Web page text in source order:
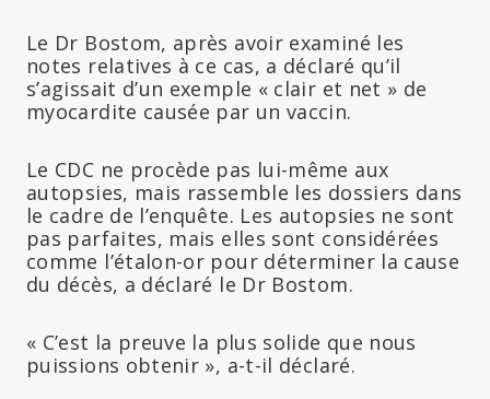
Le Dr Bostom, après avoir examiné les
notes relatives à ce cas, a déclaré qu’il
s’agissait d’un exemple « clair et net » de
myocardite causée par un vaccin.
Le CDC ne procède pas lui-même aux
autopsies, mais rassemble les dossiers dans
le cadre de l’enquête. Les autopsies ne sont
pas parfaites, mais elles sont considérées
comme l’étalon-or pour déterminer la cause
du décès, a déclaré le Dr Bostom.
« C’est la preuve la plus solide que nous
puissions obtenir », a-t-il déclaré.